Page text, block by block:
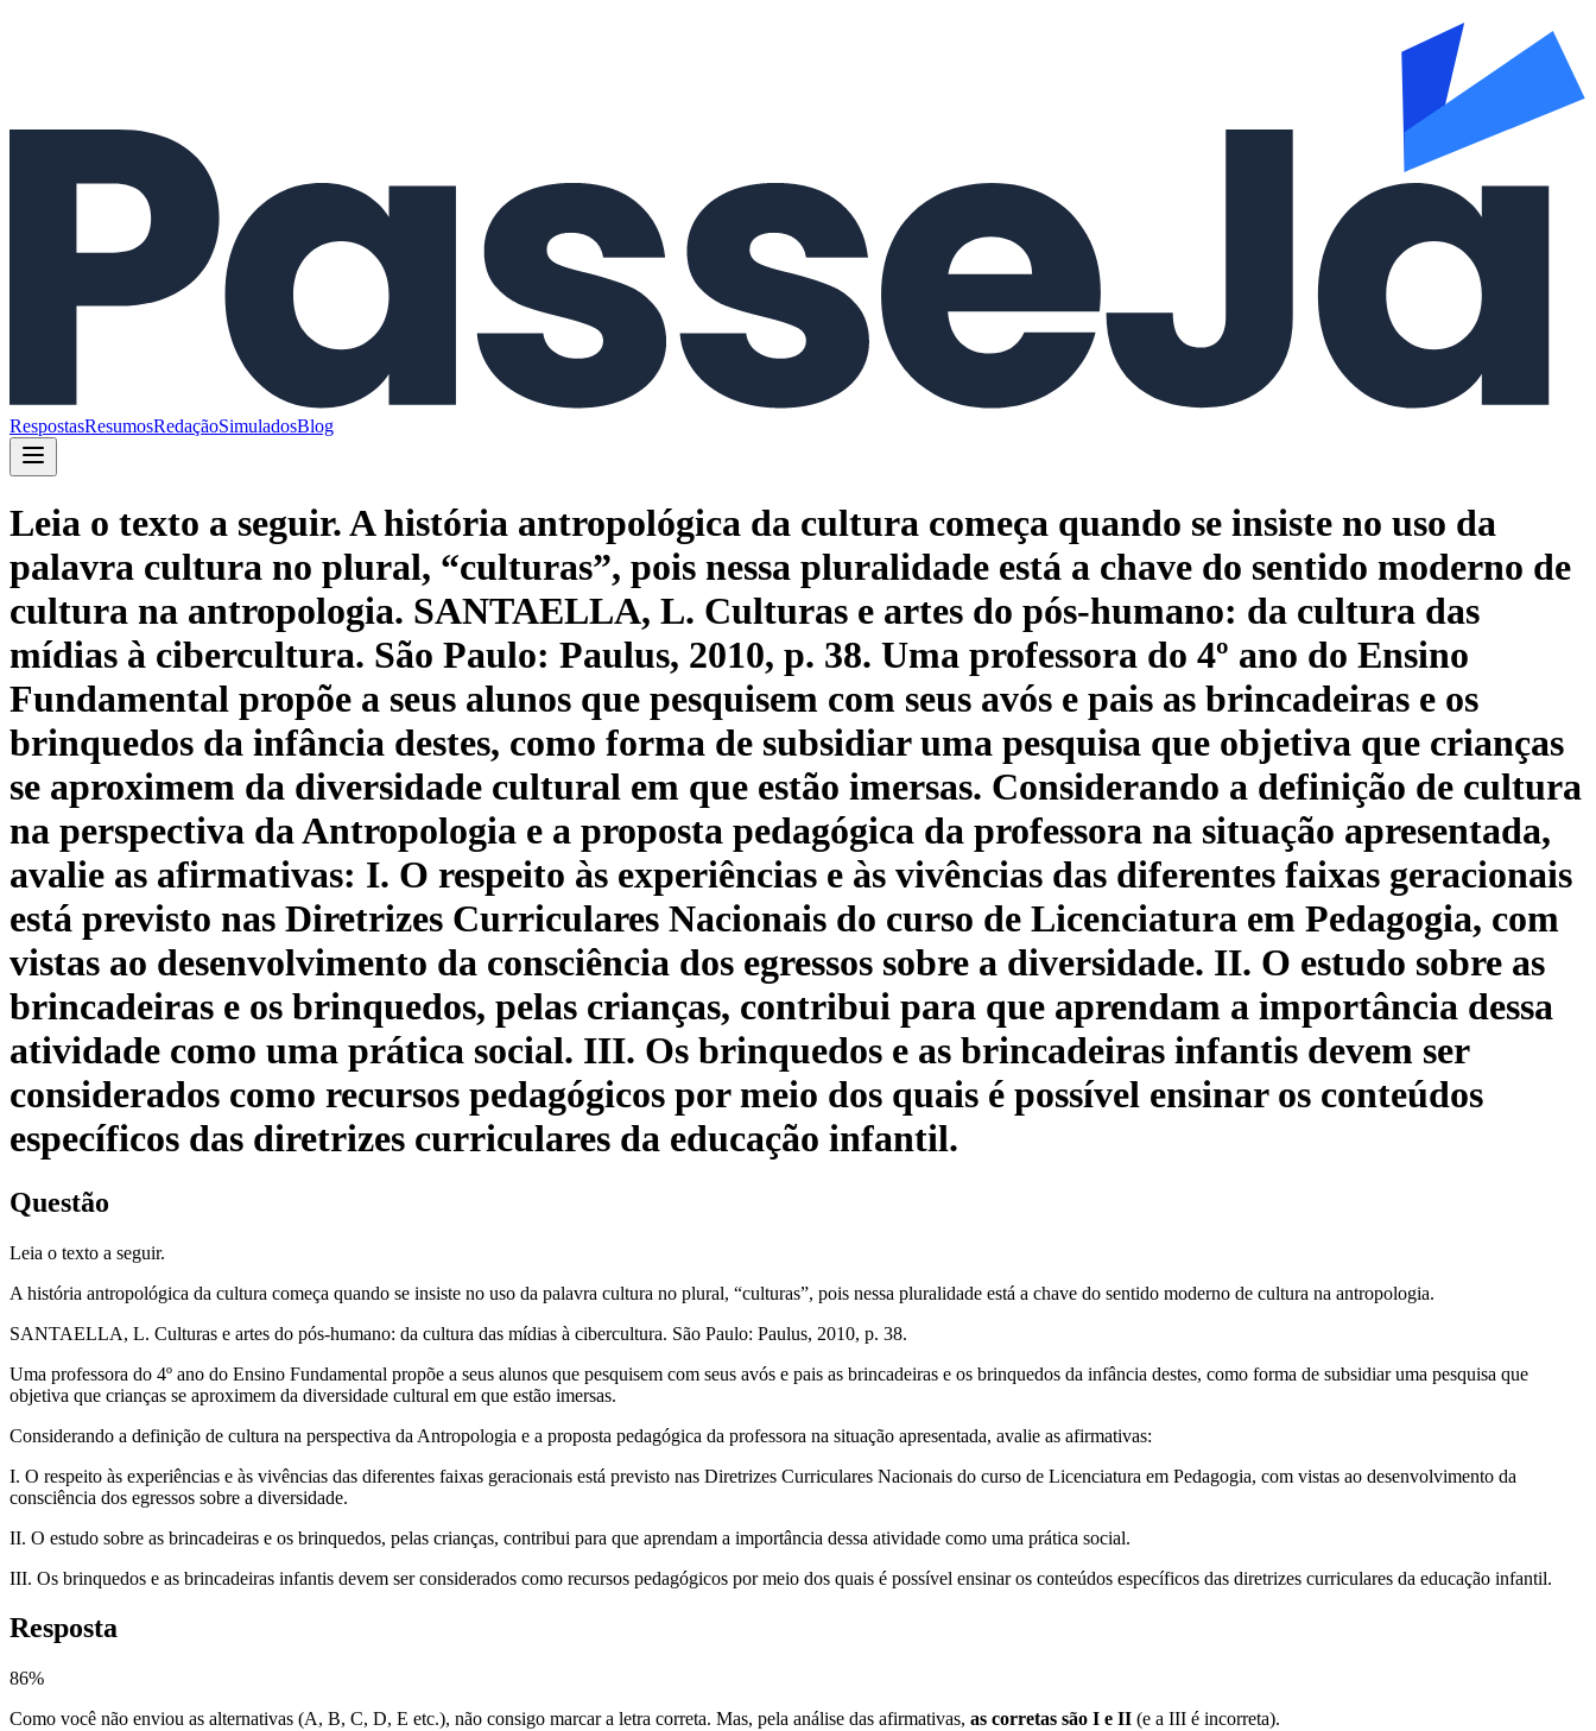
RespostasResumosRedaçãoSimuladosBlog
Leia o texto a seguir. A história antropológica da cultura começa quando se insiste no uso da
palavra cultura no plural, “culturas”, pois nessa pluralidade está a chave do sentido moderno de
cultura na antropologia. SANTAELLA, L. Culturas e artes do pós-humano: da cultura das
mídias à cibercultura. São Paulo: Paulus, 2010, p. 38. Uma professora do 4º ano do Ensino
Fundamental propõe a seus alunos que pesquisem com seus avós e pais as brincadeiras e os
brinquedos da infância destes, como forma de subsidiar uma pesquisa que objetiva que crianças
se aproximem da diversidade cultural em que estão imersas. Considerando a definição de cultura
na perspectiva da Antropologia e a proposta pedagógica da professora na situação apresentada,
avalie as afirmativas: I. O respeito às experiências e às vivências das diferentes faixas geracionais
está previsto nas Diretrizes Curriculares Nacionais do curso de Licenciatura em Pedagogia, com
vistas ao desenvolvimento da consciência dos egressos sobre a diversidade. II. O estudo sobre as
brincadeiras e os brinquedos, pelas crianças, contribui para que aprendam a importância dessa
atividade como uma prática social. III. Os brinquedos e as brincadeiras infantis devem ser
considerados como recursos pedagógicos por meio dos quais é possível ensinar os conteúdos
específicos das diretrizes curriculares da educação infantil.
Questão
Leia o texto a seguir.
A história antropológica da cultura começa quando se insiste no uso da palavra cultura no plural, “culturas”, pois nessa pluralidade está a chave do sentido moderno de cultura na antropologia.
SANTAELLA, L. Culturas e artes do pós-humano: da cultura das mídias à cibercultura. São Paulo: Paulus, 2010, p. 38.
Uma professora do 4º ano do Ensino Fundamental propõe a seus alunos que pesquisem com seus avós e pais as brincadeiras e os brinquedos da infância destes, como forma de subsidiar uma pesquisa que
objetiva que crianças se aproximem da diversidade cultural em que estão imersas.
Considerando a definição de cultura na perspectiva da Antropologia e a proposta pedagógica da professora na situação apresentada, avalie as afirmativas:
I. O respeito às experiências e às vivências das diferentes faixas geracionais está previsto nas Diretrizes Curriculares Nacionais do curso de Licenciatura em Pedagogia, com vistas ao desenvolvimento da
consciência dos egressos sobre a diversidade.
II. O estudo sobre as brincadeiras e os brinquedos, pelas crianças, contribui para que aprendam a importância dessa atividade como uma prática social.
III. Os brinquedos e as brincadeiras infantis devem ser considerados como recursos pedagógicos por meio dos quais é possível ensinar os conteúdos específicos das diretrizes curriculares da educação infantil.
Resposta
86%
Como você não enviou as alternativas (A, B, C, D, E etc.), não consigo marcar a letra correta. Mas, pela análise das afirmativas, as corretas são I e II (e a III é incorreta).